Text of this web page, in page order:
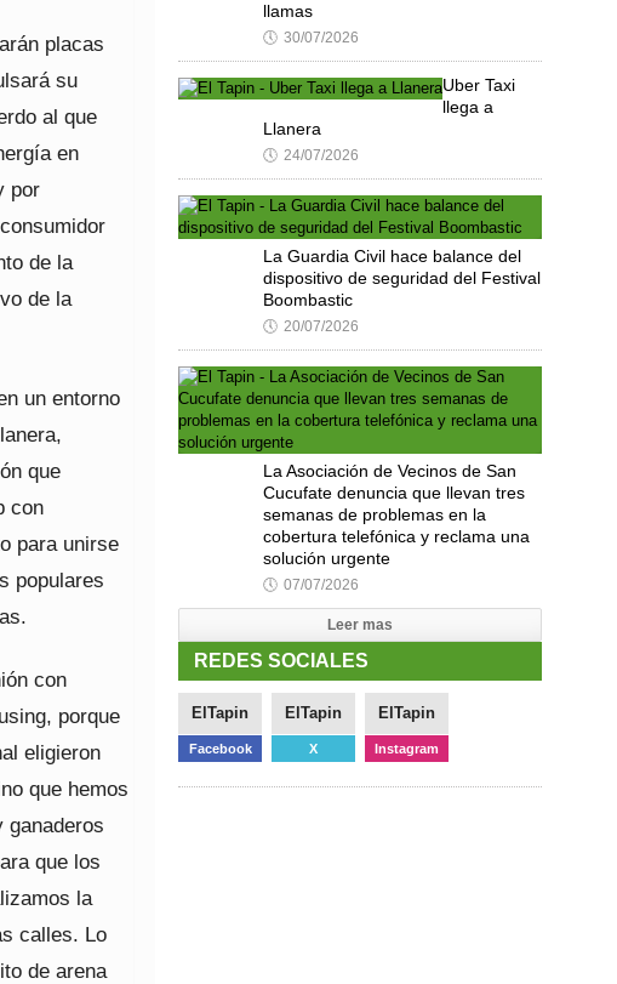
placas
su
al que
en
por
de la
de la
un entorno
que
con
para unirse
populares
con
porque
eligieron
que hemos
ganaderos
que los
la
calles. Lo
de arena
llamas
🕔 30/07/2026
Uber Taxi
llega a
Llanera
🕔 24/07/2026
La Guardia Civil hace balance del
dispositivo de seguridad del Festival
Boombastic
🕔 20/07/2026
La Asociación de Vecinos de San
Cucufate denuncia que llevan tres
semanas de problemas en la
cobertura telefónica y reclama una
solución urgente
🕔 07/07/2026
Leer mas
REDES SOCIALES
ElTapin
Facebook
ElTapin
X
ElTapin
Instagram